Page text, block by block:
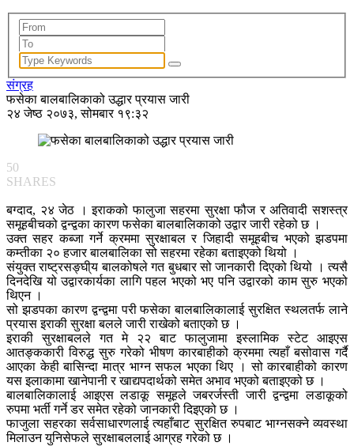
संग्रह
फसेका बालबालिकाको उद्धार प्रयास जारी
२४ जेष्ठ २०७३, सोमबार १९:३२
50
SHARES
बग्दाद, २४ जेठ । इराकको फालुजा सहरमा सुरक्षा फौज र अतिवादी सशस्त्र
समूहबीचको द्वन्द्वका कारण फसेका बालबालिकाको उद्वार जारी रहेको छ ।
उक्त सहर कब्जा गर्ने क्रममा सुरक्षाबल र जिहादी समूहबीच भएको झडपमा
कम्तीका २० हजार बालबालिका सो सहरमा रहेका बताइएको थियो ।
संयुक्त राष्ट्रसङ्घी्य बालकोषले गत बुधबार सो जानकारी दिएको थियो । त्यसै
दिनदेखि यो उद्वारकार्यका लागि पहल भएको भए पनि उद्वारको काम सुरु भएको
थिएन ।
सो झडपका कारण द्वन्द्वमा परी फसेका बालबालिकालाई सुरक्षित स्थलतर्फ लाने
प्रयास इराकी सुरक्षा बलले जारी राखेको बताएको छ ।
इराकी सुरक्षाबलले गत मे २२ बाट फालुजामा इस्लामिक स्टेट आइएस
आतङ्ककारी विरुद्ध सुरु गरेको भीषण कारबाहीको क्रममा त्यहाँ बसोवास गर्दै
आएका केही बासिन्दा मात्र भाग्न सफल भएका थिए । सो कारबाहीको कारण
यस इलाकामा खानेपानी र खाद्यपदार्थको समेत अभाव भएको बताइएको छ ।
बालबालिकालाई आइएस लडाकू समूहले जबरर्जस्ती जारी द्वन्द्वमा लडाकूको
रुपमा भर्ती गर्ने डर समेत रहेको जानकारी दिइएको छ ।
फाजुला सहरका सर्वसाधारणलाई त्यहाँबाट सुरक्षित रुपबाट भाग्नसक्ने व्यवस्था
मिलाउन युनिसेफले सुरक्षाबललाई आग्रह गरेको छ ।